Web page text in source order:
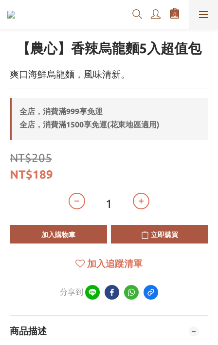
【農心】香辣烏龍麵5入超值包
爽口海鮮烏龍麵，風味清新。
全店，消費滿999享免運
全店，消費滿1500享免運(花東地區適用)
NT$205
NT$189
加入購物車 立即購買
加入追蹤清單
分享到
商品描述